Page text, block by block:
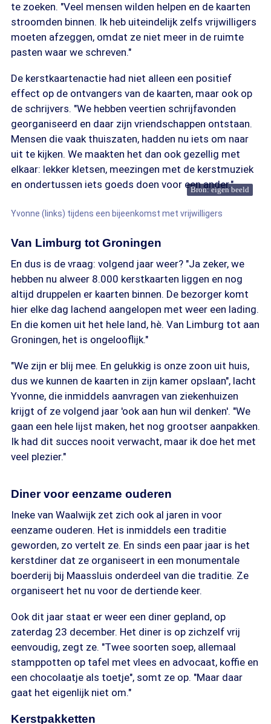
te zoeken. "Veel mensen wilden helpen en de kaarten
stroomden binnen. Ik heb uiteindelijk zelfs vrijwilligers
moeten afzeggen, omdat ze niet meer in de ruimte
pasten waar we schreven."
De kerstkaartenactie had niet alleen een positief
effect op de ontvangers van de kaarten, maar ook op
de schrijvers. "We hebben veertien schrijfavonden
georganiseerd en daar zijn vriendschappen ontstaan.
Mensen die vaak thuiszaten, hadden nu iets om naar
uit te kijken. We maakten het dan ook gezellig met
elkaar: lekker kletsen, meezingen met de kerstmuziek
en ondertussen iets goeds doen voor een ander."
Bron: eigen beeld
Yvonne (links) tijdens een bijeenkomst met vrijwilligers
Van Limburg tot Groningen
En dus is de vraag: volgend jaar weer? "Ja zeker, we
hebben nu alweer 8.000 kerstkaarten liggen en nog
altijd druppelen er kaarten binnen. De bezorger komt
hier elke dag lachend aangelopen met weer een lading.
En die komen uit het hele land, hè. Van Limburg tot aan
Groningen, het is ongelooflijk."
"We zijn er blij mee. En gelukkig is onze zoon uit huis,
dus we kunnen de kaarten in zijn kamer opslaan", lacht
Yvonne, die inmiddels aanvragen van ziekenhuizen
krijgt of ze volgend jaar 'ook aan hun wil denken'. "We
gaan een hele lijst maken, het nog grootser aanpakken.
Ik had dit succes nooit verwacht, maar ik doe het met
veel plezier."
Diner voor eenzame ouderen
Ineke van Waalwijk zet zich ook al jaren in voor
eenzame ouderen. Het is inmiddels een traditie
geworden, zo vertelt ze. En sinds een paar jaar is het
kerstdiner dat ze organiseert in een monumentale
boerderij bij Maassluis onderdeel van die traditie. Ze
organiseert het nu voor de dertiende keer.
Ook dit jaar staat er weer een diner gepland, op
zaterdag 23 december. Het diner is op zichzelf vrij
eenvoudig, zegt ze. "Twee soorten soep, allemaal
stamppotten op tafel met vlees en advocaat, koffie en
een chocolaatje als toetje", somt ze op. "Maar daar
gaat het eigenlijk niet om."
Kerstpakketten